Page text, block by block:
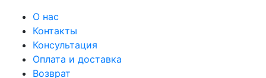
О нас
Контакты
Консультация
Оплата и доставка
Возврат